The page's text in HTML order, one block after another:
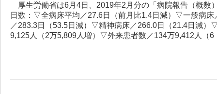
厚生労働省は6月4日、2019年2月分の「病院報告（概数
日数：▽全病床平均／27.6日（前月比1.4日減）▽一般病
／283.3日（53.5日減）▽精神病床／266.0日（21.4日減
9,125人（2万5,809人増）▽外来患者数／134万9,412人（6